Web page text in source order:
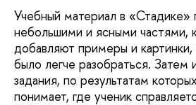
Учебный материал в «Стадике»
небольшими и ясными частями,
добавляют примеры и
было легче разобраться. Затем
задания, по результатам
понимает, где ученик